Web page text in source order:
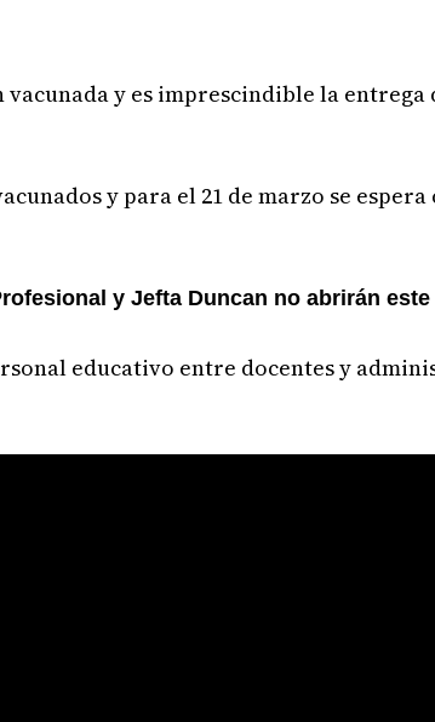
y es imprescindible la entrega
y para el 21 de marzo se
y Jefta Duncan no abrirán
educativo entre docentes y